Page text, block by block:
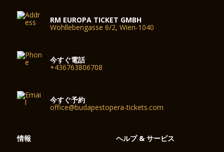
RM EUROPA TICKET GMBH
Wohllebengasse 6/2, Wien-1040
今すぐ電話
+436763806708
今すぐ予約
office@budapestopera-tickets.com
情報 ヘルプ & サービス